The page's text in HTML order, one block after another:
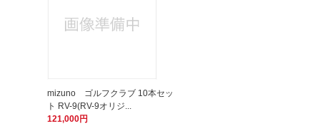
mizuno ゴルフクラブ 10本セッ
ト RV-9(RV-9オリジ...
121,000円